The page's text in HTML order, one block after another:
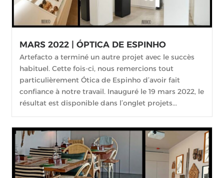
MARS 2022 | ÓPTICA DE ESPINHO
Artefacto a terminé un autre projet avec le succès
habituel. Cette fois-ci, nous remercions tout
particulièrement Ótica de Espinho d’avoir fait
confiance à notre travail. Inauguré le 19 mars 2022, le
résultat est disponible dans l’onglet projets...